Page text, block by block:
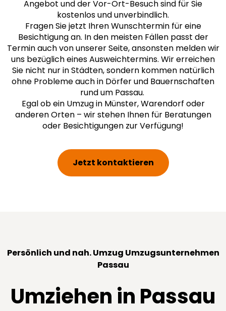
Angebot und der Vor-Ort-Besuch sind für Sie
kostenlos und unverbindlich.
Fragen Sie jetzt Ihren Wunschtermin für eine
Besichtigung an. In den meisten Fällen passt der
Termin auch von unserer Seite, ansonsten melden wir
uns bezüglich eines Ausweichtermins. Wir erreichen
Sie nicht nur in Städten, sondern kommen natürlich
ohne Probleme auch in Dörfer und Bauernschaften
rund um Passau.
Egal ob ein Umzug in Münster, Warendorf oder
anderen Orten – wir stehen Ihnen für Beratungen
oder Besichtigungen zur Verfügung!
Jetzt kontaktieren
Persönlich und nah. Umzug Umzugsunternehmen
Passau
Umziehen in Passau